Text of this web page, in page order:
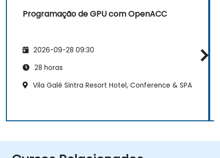
Programação de GPU com OpenACC
2026-09-28 09:30
28 horas
Vila Galé Sintra Resort Hotel, Conference & SPA